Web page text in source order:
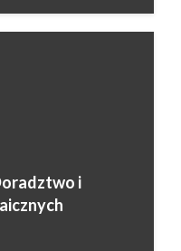
i